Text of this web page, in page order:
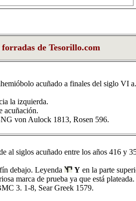
forradas de Tesorillo.com
acuñado a finales del siglo VI
la izquierda.
acuñación.
von Aulock 1813, Rosen 596.
al siglos acuñado entre los años 416 y
debajo. Leyenda Yen la parte
marca de prueba ya que está plateada.
3. 1-8, Sear Greek 1579.